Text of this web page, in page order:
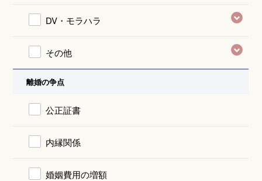
DV・モラハラ
その他
離婚の争点
公正証書
内縁関係
婚姻費用の増額